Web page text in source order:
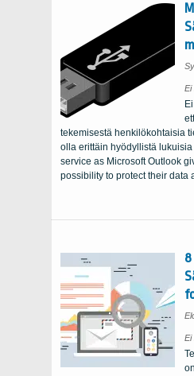
Ei
tekemisestä henkilökohtaisia
olla erittäin hyödyllistä
service as Microsoft Outlook
possibility to protect their data
8
Ei